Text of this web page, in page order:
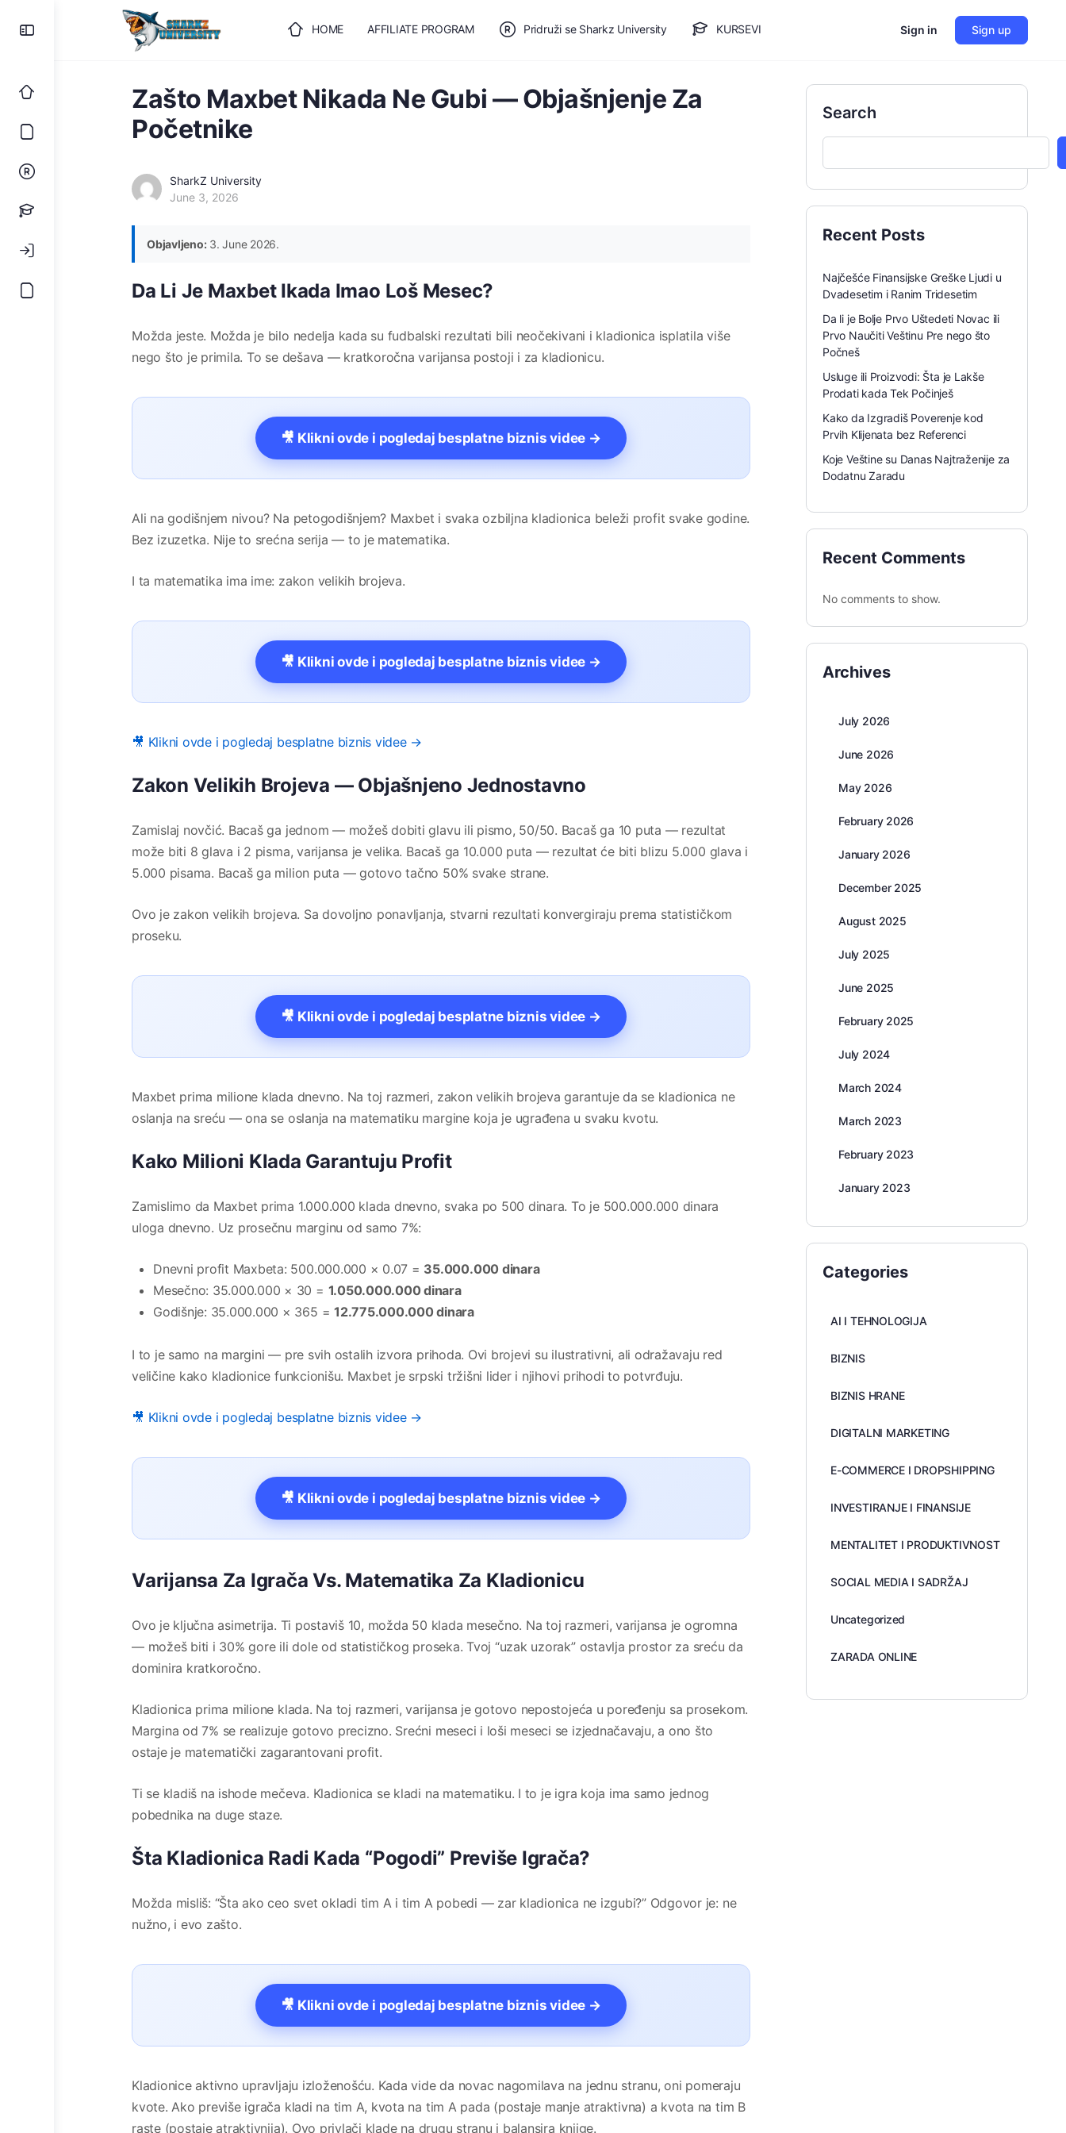
HOME AFFILIATE PROGRAM Pridruži se Sharkz University KURSEVI
ULOGUJTE SE 🎯 BESPLATAN PLAN
Sign in Sign up
Zašto Maxbet Nikada Ne Gubi — Objašnjenje Za
Početnike
SharkZ University
June 3, 2026
Objavljeno:3. June 2026.
Da Li Je Maxbet Ikada Imao Loš Mesec?
Možda jeste. Možda je bilo nedelja kada su fudbalski rezultati bili neočekivani i kladionica isplatila više
nego što je primila. To se dešava — kratkoročna varijansa postoji i za kladionicu.
🎥 Klikni ovde i pogledaj besplatne biznis videe →
Ali na godišnjem nivou? Na petogodišnjem? Maxbet i svaka ozbiljna kladionica beleži profit svake godine.
Bez izuzetka. Nije to srećna serija — to je matematika.
I ta matematika ima ime: zakon velikih brojeva.
🎥 Klikni ovde i pogledaj besplatne biznis videe →
🎥 Klikni ovde i pogledaj besplatne biznis videe →
Zakon Velikih Brojeva — Objašnjeno Jednostavno
Zamislaj novčić. Bacaš ga jednom — možeš dobiti glavu ili pismo, 50/50. Bacaš ga 10 puta — rezultat
može biti 8 glava i 2 pisma, varijansa je velika. Bacaš ga 10.000 puta — rezultat će biti blizu 5.000 glava i
5.000 pisama. Bacaš ga milion puta — gotovo tačno 50% svake strane.
Ovo je zakon velikih brojeva. Sa dovoljno ponavljanja, stvarni rezultati konvergiraju prema statističkom
proseku.
🎥 Klikni ovde i pogledaj besplatne biznis videe →
Maxbet prima milione klada dnevno. Na toj razmeri, zakon velikih brojeva garantuje da se kladionica ne
oslanja na sreću — ona se oslanja na matematiku margine koja je ugrađena u svaku kvotu.
Kako Milioni Klada Garantuju Profit
Zamislimo da Maxbet prima 1.000.000 klada dnevno, svaka po 500 dinara. To je 500.000.000 dinara
uloga dnevno. Uz prosečnu marginu od samo 7%:
Dnevni profit Maxbeta: 500.000.000 × 0.07 = 35.000.000 dinara
Mesečno: 35.000.000 × 30 = 1.050.000.000 dinara
Godišnje: 35.000.000 × 365 =12.775.000.000 dinara
I to je samo na margini — pre svih ostalih izvora prihoda. Ovi brojevi su ilustrativni, ali odražavaju red
veličine kako kladionice funkcionišu. Maxbet je srpski tržišni lider i njihovi prihodi to potvrđuju.
🎥 Klikni ovde i pogledaj besplatne biznis videe →
🎥 Klikni ovde i pogledaj besplatne biznis videe →
Varijansa Za Igrača Vs. Matematika Za Kladionicu
Ovo je ključna asimetrija. Ti postaviš 10, možda 50 klada mesečno. Na toj razmeri, varijansa je ogromna
— možeš biti i 30% gore ili dole od statističkog proseka. Tvoj “uzak uzorak” ostavlja prostor za sreću da
dominira kratkoročno.
Kladionica prima milione klada. Na toj razmeri, varijansa je gotovo nepostojeća u poređenju sa prosekom.
Margina od 7% se realizuje gotovo precizno. Srećni meseci i loši meseci se izjednačavaju, a ono što
ostaje je matematički zagarantovani profit.
Ti se kladiš na ishode mečeva. Kladionica se kladi na matematiku. I to je igra koja ima samo jednog
pobednika na duge staze.
Šta Kladionica Radi Kada “Pogodi” Previše Igrača?
Možda misliš: “Šta ako ceo svet okladi tim A i tim A pobedi — zar kladionica ne izgubi?” Odgovor je: ne
nužno, i evo zašto.
🎥 Klikni ovde i pogledaj besplatne biznis videe →
Kladionice aktivno upravljaju izloženošću. Kada vide da novac nagomilava na jednu stranu, oni pomeraju
kvote. Ako previše igrača kladi na tim A, kvota na tim A pada (postaje manje atraktivna) a kvota na tim B
raste (postaje atraktivnija). Ovo privlači klade na drugu stranu i balansira knjige.
Search
Recent Posts
Najčešće Finansijske Greške Ljudi u
Dvadesetim i Ranim Tridesetim
Da li je Bolje Prvo Uštedeti Novac ili
Prvo Naučiti Veštinu Pre nego što
Počneš
Usluge ili Proizvodi: Šta je Lakše
Prodati kada Tek Počinješ
Kako da Izgradiš Poverenje kod
Prvih Klijenata bez Referenci
Koje Veštine su Danas Najtraženije za
Dodatnu Zaradu
Recent Comments
No comments to show.
Archives
July 2026
June 2026
May 2026
February 2026
January 2026
December 2025
August 2025
July 2025
June 2025
February 2025
July 2024
March 2024
March 2023
February 2023
January 2023
Categories
AI I TEHNOLOGIJA
BIZNIS
BIZNIS HRANE
DIGITALNI MARKETING
E-COMMERCE I DROPSHIPPING
INVESTIRANJE I FINANSIJE
MENTALITET I PRODUKTIVNOST
SOCIAL MEDIA I SADRŽAJ
Uncategorized
ZARADA ONLINE